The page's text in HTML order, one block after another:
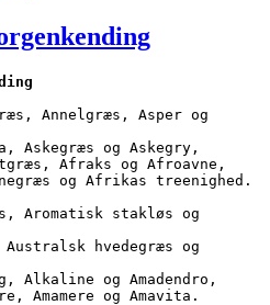
Askegræs og Askegry,
Afraks og Afroavne,
og Afrikas treenighed.
Alkaline og Amadendro,
Amamere og Amavita.